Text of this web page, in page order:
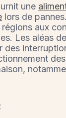
une
lors de
aux
Les aléas
des